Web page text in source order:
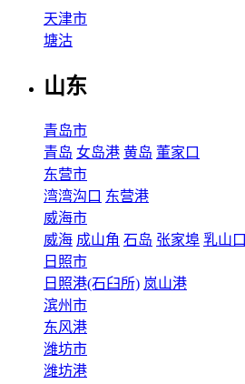
天津市
塘沽
山东
青岛市
青岛 女岛港 黄岛 董家口
东营市
湾湾沟口 东营港
威海市
威海 成山角 石岛 张家埠 乳山口
日照市
日照港(石臼所) 岚山港
滨州市
东风港
潍坊市
潍坊港